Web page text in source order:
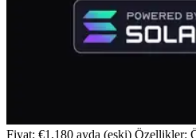
Fiyat: €1,180 ayda (eski) Özellikler: